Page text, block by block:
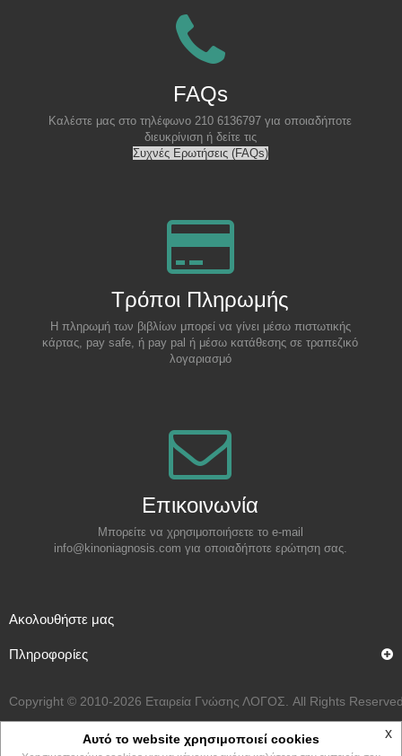
FAQs
Καλέστε μας στο τηλέφωνο 210 6136797 για οποιαδήποτε
διευκρίνιση ή δείτε τις
Συχνές Ερωτήσεις (FAQs)
Τρόποι Πληρωμής
Η πληρωμή των βιβλίων μπορεί να γίνει μέσω πιστωτικής
κάρτας, pay safe, ή pay pal ή μέσω κατάθεσης σε τραπεζικό
λογαριασμό
Επικοινωνία
Μπορείτε να χρησιμοποιήσετε το e-mail
info@kinoniagnosis.com για οποιαδήποτε ερώτηση σας.
Aκολουθήστε μας
Πληροφορίες
Copyright © 2010-2026 Εταιρεία Γνώσης ΛΟΓΟΣ. All Rights
Αυτό το website χρησιμοποιεί cookies x